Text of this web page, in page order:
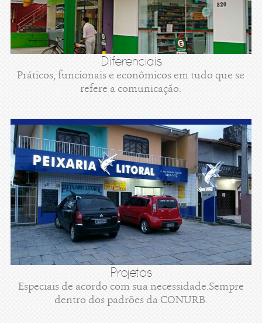
Diferenciais
Práticos, funcionais e econômicos em tudo que se
refere a comunicação.
Projetos
Especiais de acordo com sua necessidade.Sempre
dentro dos padrões da CONURB.